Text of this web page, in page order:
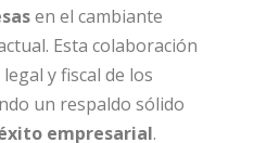
en el cambiante
Esta colaboración
y fiscal de los
un respaldo sólido
empresarial.